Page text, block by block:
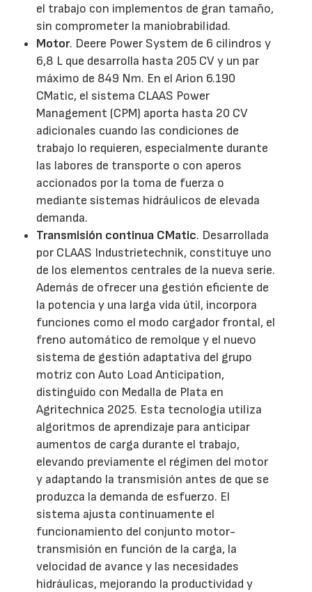
el trabajo con implementos de gran tamaño,
sin comprometer la maniobrabilidad.
Motor. Deere Power System de 6 cilindros y
6,8 L que desarrolla hasta 205 CV y un par
máximo de 849 Nm. En el Arion 6.190
CMatic, el sistema CLAAS Power
Management (CPM) aporta hasta 20 CV
adicionales cuando las condiciones de
trabajo lo requieren, especialmente durante
las labores de transporte o con aperos
accionados por la toma de fuerza o
mediante sistemas hidráulicos de elevada
demanda.
Transmisión continua CMatic. Desarrollada
por CLAAS Industrietechnik, constituye uno
de los elementos centrales de la nueva serie.
Además de ofrecer una gestión eficiente de
la potencia y una larga vida útil, incorpora
funciones como el modo cargador frontal, el
freno automático de remolque y el nuevo
sistema de gestión adaptativa del grupo
motriz con Auto Load Anticipation,
distinguido con Medalla de Plata en
Agritechnica 2025. Esta tecnología utiliza
algoritmos de aprendizaje para anticipar
aumentos de carga durante el trabajo,
elevando previamente el régimen del motor
y adaptando la transmisión antes de que se
produzca la demanda de esfuerzo. El
sistema ajusta continuamente el
funcionamiento del conjunto motor-
transmisión en función de la carga, la
velocidad de avance y las necesidades
hidráulicas, mejorando la productividad y